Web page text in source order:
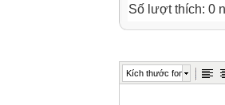
Số lượt thích: 0
Kích thước font